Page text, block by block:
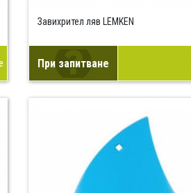
Завихрител ляв LEMKEN
При запитване